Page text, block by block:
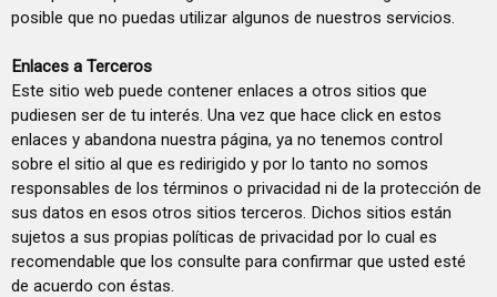
posible que no puedas utilizar algunos de nuestros servicios.
Enlaces a Terceros
Este sitio web puede contener enlaces a otros sitios que
pudiesen ser de tu interés. Una vez que hace click en estos
enlaces y abandona nuestra página, ya no tenemos control
sobre el sitio al que es redirigido y por lo tanto no somos
responsables de los términos o privacidad ni de la protección de
sus datos en esos otros sitios terceros. Dichos sitios están
sujetos a sus propias políticas de privacidad por lo cual es
recomendable que los consulte para confirmar que usted esté
de acuerdo con éstas.